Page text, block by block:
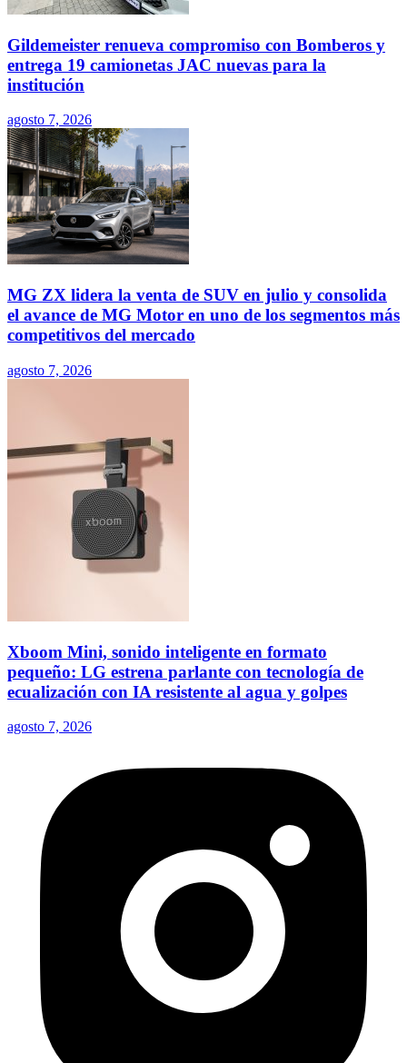
Gildemeister renueva compromiso con Bomberos y
entrega 19 camionetas JAC nuevas para la
institución
agosto 7, 2026
MG ZX lidera la venta de SUV en julio y consolida
el avance de MG Motor en uno de los segmentos más
competitivos del mercado
agosto 7, 2026
Xboom Mini, sonido inteligente en formato
pequeño: LG estrena parlante con tecnología de
ecualización con IA resistente al agua y golpes
agosto 7, 2026